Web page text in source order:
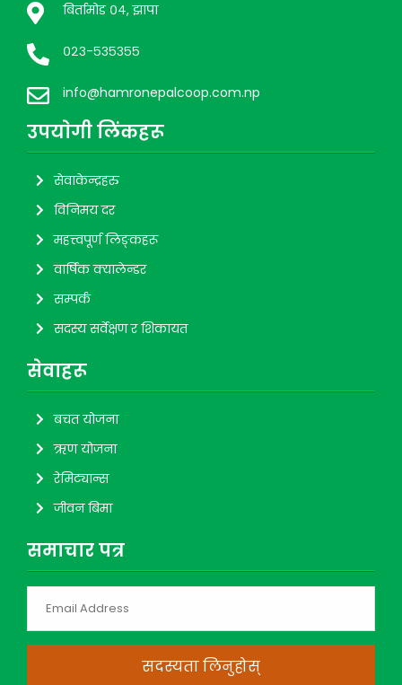
बिर्तामोड ०४, झापा
०२३-५३५३५५
info@hamronepalcoop.com.np
उपयाेगी लिंकहरू
सेवाकेन्द्रहरु
विनिमय दर
महत्त्वपूर्ण लिङ्कहरू
वार्षिक क्यालेन्डर
सम्पर्क
सदस्य सर्वेक्षण र शिकायत
सेवाहरू
बचत योजना
ऋण योजना
रेमिट्यान्स
जीवन बिमा
समाचार पत्र
सदस्यता लिनुहोस्